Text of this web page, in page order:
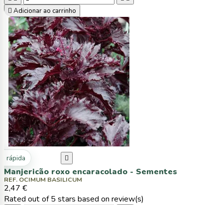
 Adicionar ao carrinho
rápida 
Manjericão roxo encaracolado - Sementes
REF. OCIMUM BASILICUM
2,47 €
Rated out of 5 stars based on review(s)